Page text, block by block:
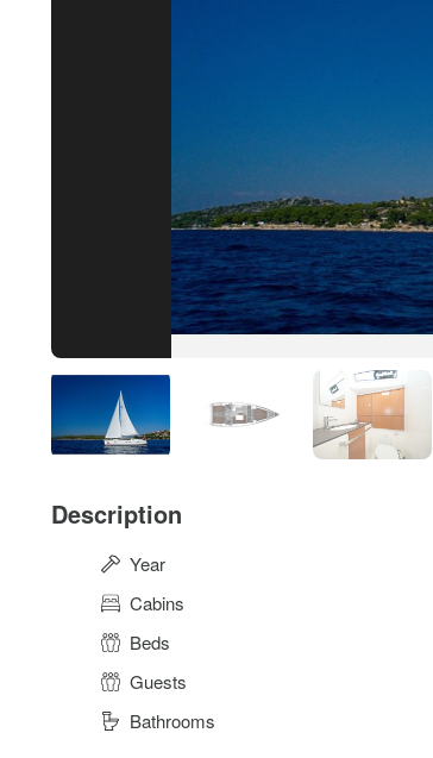
Description
Year
Cabins
Beds
Guests
Bathrooms